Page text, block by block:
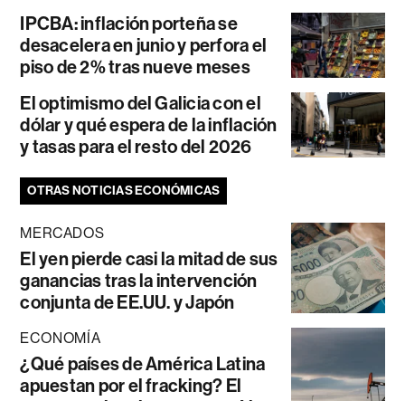
IPCBA: inflación porteña se
desacelera en junio y perfora el
piso de 2% tras nueve meses
El optimismo del Galicia con el
dólar y qué espera de la inflación
y tasas para el resto del 2026
OTRAS NOTICIAS ECONÓMICAS
MERCADOS
El yen pierde casi la mitad de sus
ganancias tras la intervención
conjunta de EE.UU. y Japón
ECONOMÍA
¿Qué países de América Latina
apuestan por el fracking? El